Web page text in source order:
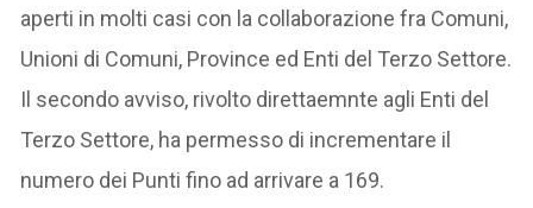
aperti in molti casi con la collaborazione fra Comuni,
Unioni di Comuni, Province ed Enti del Terzo Settore.
Il secondo avviso, rivolto direttaemnte agli Enti del
Terzo Settore, ha permesso di incrementare il
numero dei Punti fino ad arrivare a 169.